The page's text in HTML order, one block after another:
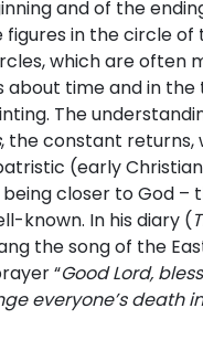
and of the
in the circle of
which are often
about time and in
The
, the constant returns,
(early
closer to God –
known. In his diary (
the song of the
“Good Lord,
everyone’s death